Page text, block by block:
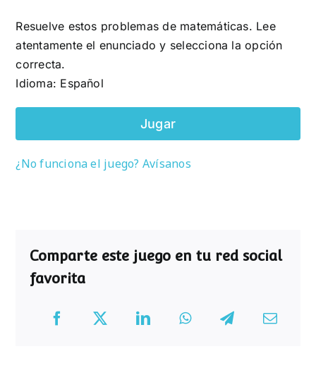
Resuelve estos problemas de matemáticas. Lee
atentamente el enunciado y selecciona la opción
correcta.
Idioma: Español
Jugar
¿No funciona el juego? Avísanos
Comparte este juego en tu red social
favorita